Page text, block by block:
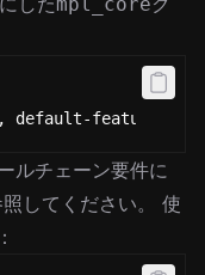
default-features =
ルチェーン要件に
してください。
使